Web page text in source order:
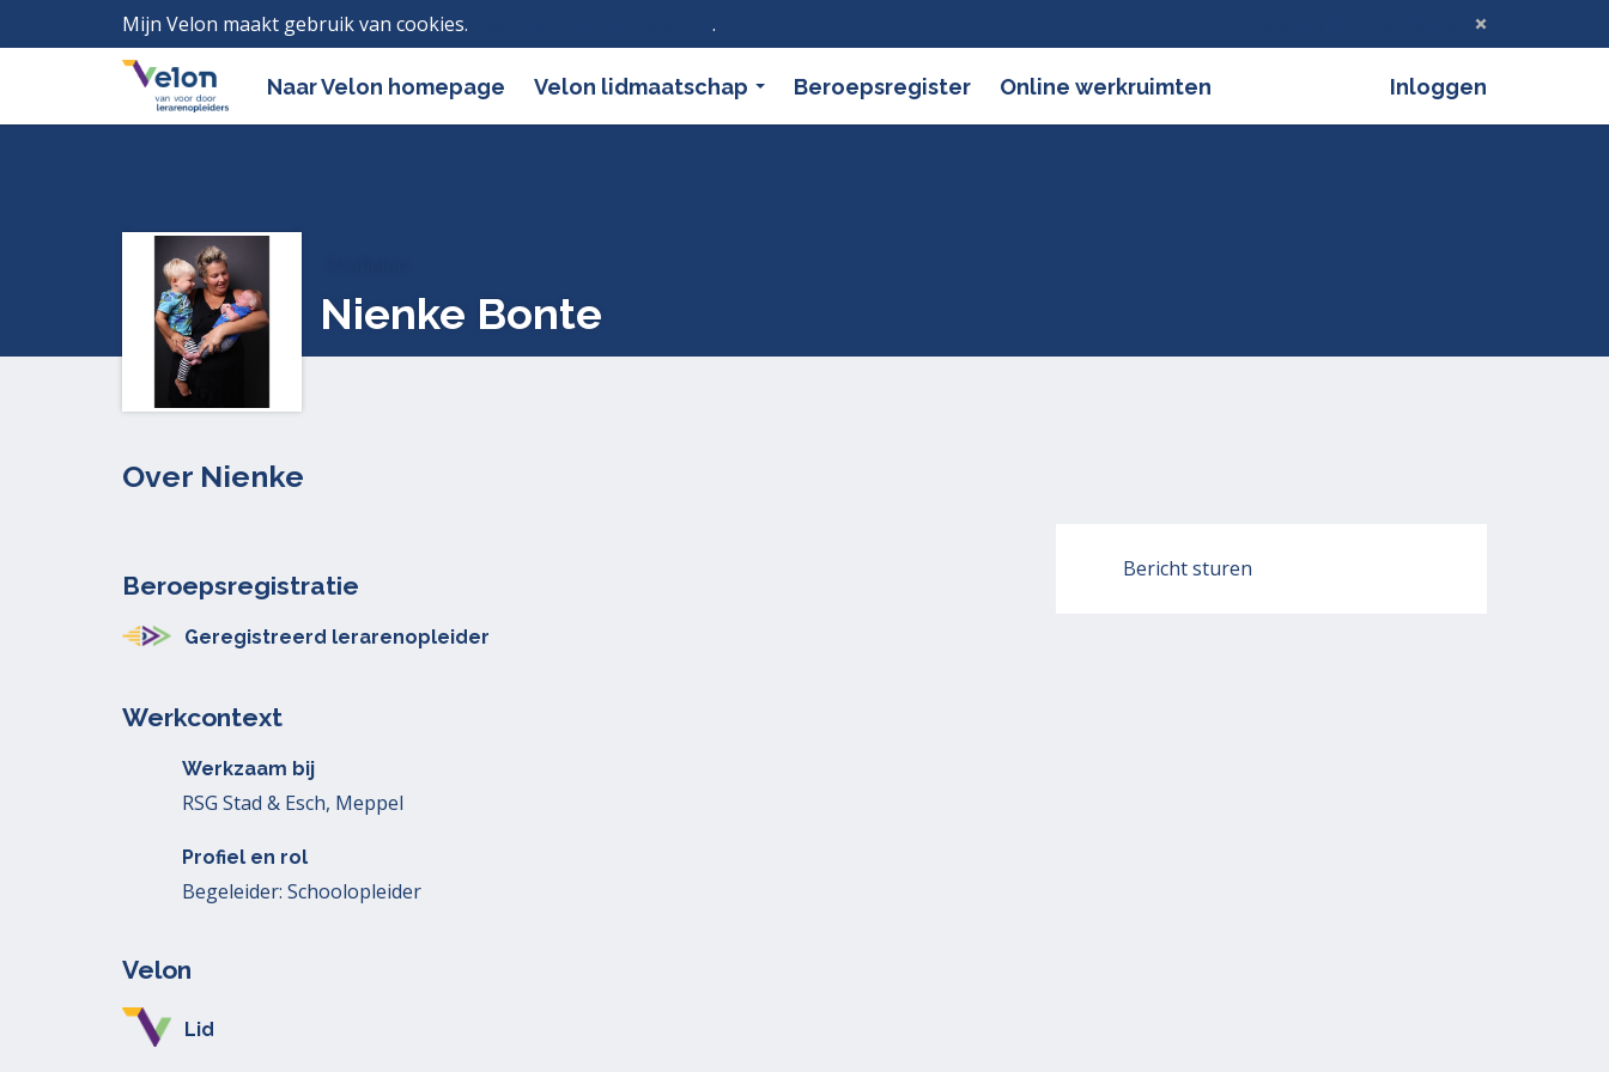
Mijn Velon maakt gebruik van cookies. .
Naar Velon homepage Velon lidmaatschap Beroepsregister Online werkruimten Inloggen
Nienke Bonte
Over Nienke
Beroepsregistratie
Geregistreerd lerarenopleider
Werkcontext
Werkzaam bij
RSG Stad & Esch, Meppel
Profiel en rol
Begeleider: Schoolopleider
Velon
Lid
Bericht sturen